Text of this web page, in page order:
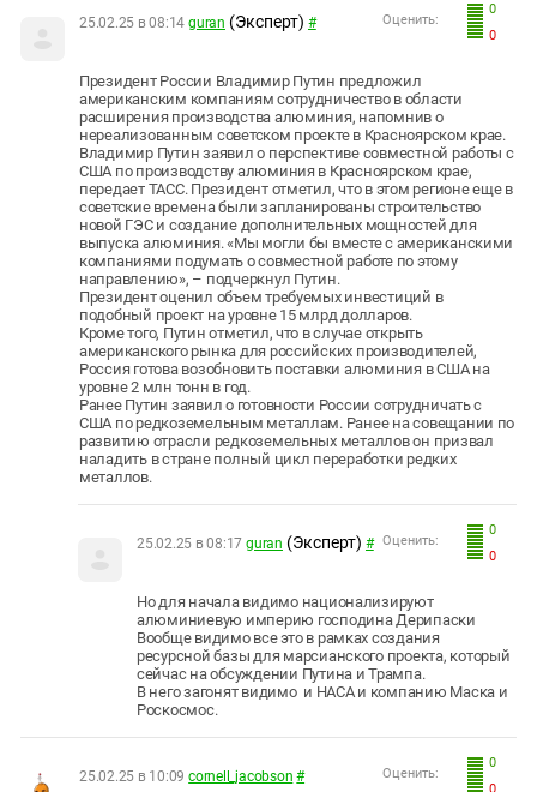
0
0
Оценить:
25.02.25 в 08:14 guran (Эксперт) #
Президент России Владимир Путин предложил
американским компаниям сотрудничество в области
расширения производства алюминия, напомнив о
нереализованным советском проекте в Красноярском крае.
Владимир Путин заявил о перспективе совместной работы с
США по производству алюминия в Красноярском крае,
передает ТАСС. Президент отметил, что в этом регионе еще в
советские времена были запланированы строительство
новой ГЭС и создание дополнительных мощностей для
выпуска алюминия. «Мы могли бы вместе с американскими
компаниями подумать о совместной работе по этому
направлению», – подчеркнул Путин.
Президент оценил объем требуемых инвестиций в
подобный проект на уровне 15 млрд долларов.
Кроме того, Путин отметил, что в случае открыть
американского рынка для российских производителей,
Россия готова возобновить поставки алюминия в США на
уровне 2 млн тонн в год.
Ранее Путин заявил о готовности России сотрудничать с
США по редкоземельным металлам. Ранее на совещании по
развитию отрасли редкоземельных металлов он призвал
наладить в стране полный цикл переработки редких
металлов.
0
0
Оценить:
25.02.25 в 08:17 guran (Эксперт) #
Но для начала видимо национализируют
алюминиевую империю господина Дерипаски
Вообще видимо все это в рамках создания
ресурсной базы для марсианского проекта, который
сейчас на обсуждении Путина и Трампа.
В него загонят видимо и НАСА и компанию Маска и
Роскосмос.
0
Оценить:
25.02.25 в 10:09 cornell_jacobson #